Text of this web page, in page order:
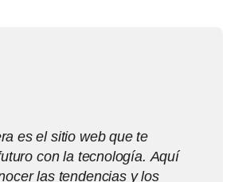
es el sitio web que te
con la tecnología. Aquí
las tendencias y los